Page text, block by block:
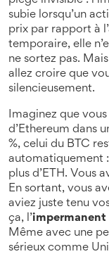
subie lorsqu’un
prix par rapport à
temporaire, elle
ne sortez pas.
allez croire que
silencieusement.
Imaginez que
d’Ethereum dans
%, celui du BTC
automatiquement
plus d’ETH. Vous
En sortant, vous
aviez juste tenu
ça, l’impermanent
Même avec une
sérieux comme